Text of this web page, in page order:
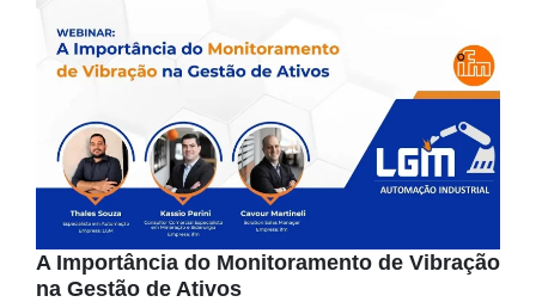
A Importância do Monitoramento de Vibração
na Gestão de Ativos